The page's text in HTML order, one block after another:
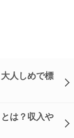
人しめで標
は？収入や